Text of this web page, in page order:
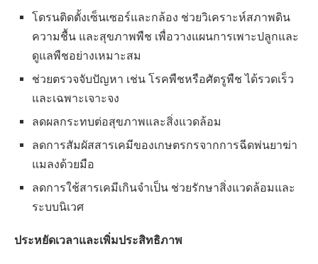
โดรนติดตั้งเซ็นเซอร์และกล้อง ช่วยวิเคราะห์สภาพดิน
ความชื้น และสุขภาพพืช เพื่อวางแผนการเพาะปลูกและ
ดูแลพืชอย่างเหมาะสม
ช่วยตรวจจับปัญหา เช่น โรคพืชหรือศัตรูพืช ได้รวดเร็ว
และเฉพาะเจาะจง
ลดผลกระทบต่อสุขภาพและสิ่งแวดล้อม
ลดการสัมผัสสารเคมีของเกษตรกรจากการฉีดพ่นยาฆ่า
แมลงด้วยมือ
ลดการใช้สารเคมีเกินจำเป็น ช่วยรักษาสิ่งแวดล้อมและ
ระบบนิเวศ
ประหยัดเวลาและเพิ่มประสิทธิภาพ